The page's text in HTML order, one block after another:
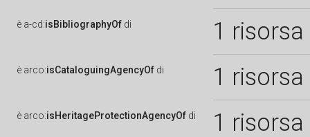
è a-cd:isBibliographyOf di 1 risorsa
è arco:isCataloguingAgencyOf di 1 risorsa
è arco:isHeritageProtectionAgencyOf di 1 risorsa